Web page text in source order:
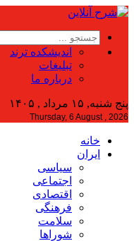
اندیشکده ترند
تبلیغات
درباره ما
پنج شنبه, ۱۵ مرداد , ۱۴۰۵
Thursday, 6 August , 2026
خانه
ایران
سیاسی
اجتماعی
اقتصادی
فرهنگی
سلامت
شوراها